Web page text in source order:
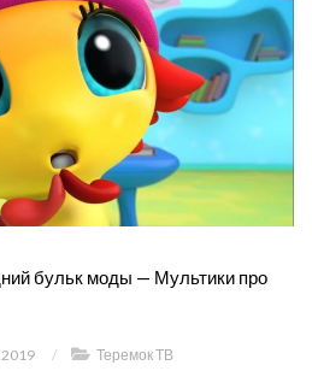
бульк моды — Мультики про
/ Теремок ТВ